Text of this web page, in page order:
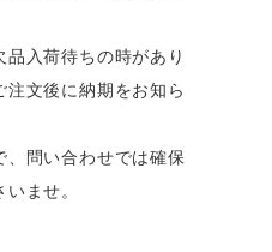
入荷待ちの時があり
注文後に納期をお知ら
問い合わせでは確保
ませ。